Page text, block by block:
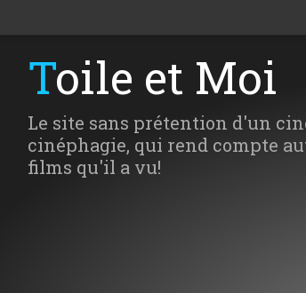
Toile et Moi
Le site sans prétention d'un
cinéphagie, qui rend compte
films qu'il a vu!